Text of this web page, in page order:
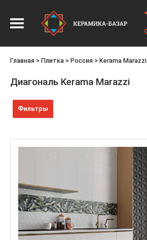
Главная > Плитка > Россия > Kerama Marazzi
Диагональ Kerama Marazzi
Фильтры